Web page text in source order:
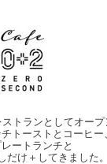
トランとしてオープ
トーストとコーヒー
ートランチと
だけ＋してきました。